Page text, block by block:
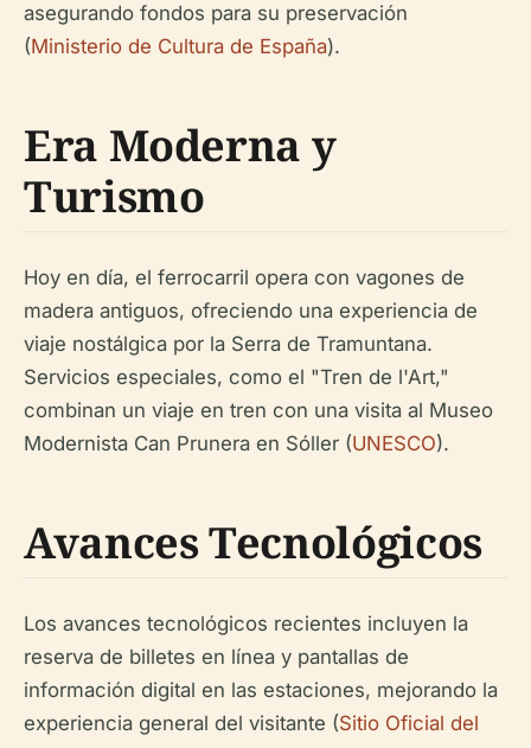
asegurando fondos para su preservación
(Ministerio de Cultura de España).
Era Moderna y
Turismo
Hoy en día, el ferrocarril opera con vagones de
madera antiguos, ofreciendo una experiencia de
viaje nostálgica por la Serra de Tramuntana.
Servicios especiales, como el "Tren de l'Art,"
combinan un viaje en tren con una visita al Museo
Modernista Can Prunera en Sóller (UNESCO).
Avances Tecnológicos
Los avances tecnológicos recientes incluyen la
reserva de billetes en línea y pantallas de
información digital en las estaciones, mejorando la
experiencia general del visitante (Sitio Oficial del